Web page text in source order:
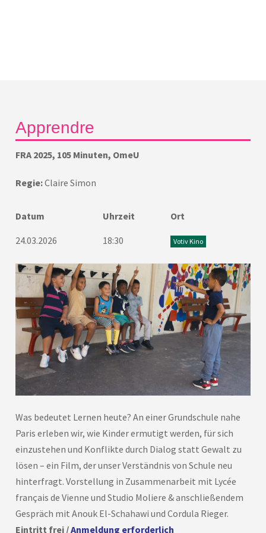
Was bedeutet Lernen heute? An einer Grundschule nahe
Paris erleben wir, wie Kinder ermutigt werden, für sich
einzustehen und Konflikte durch Dialog statt Gewalt zu
lösen – ein Film, der unser Verständnis von Schule neu
hinterfragt. Vorstellung in Zusammenarbeit mit Lycée
français de Vienne und Studio Moliere & anschließendem
Gespräch mit Anouk El-Schahawi und Cordula Rieger.
Eintritt frei /Anmeldung erforderlich
Apprendre
FRA 2025, 105 Minuten, OmeU
Regie:Claire Simon
Datum Uhrzeit Ort
24.03.2026 18:30 Votiv Kino